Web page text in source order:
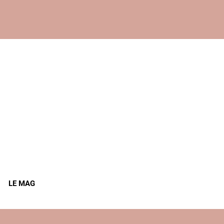
LE MAG